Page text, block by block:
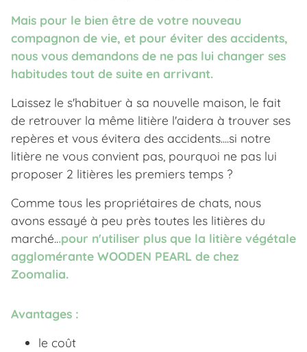
Mais pour le bien être de votre nouveau
compagnon de vie, et pour éviter des accidents,
nous vous demandons de ne pas lui changer ses
habitudes tout de suite en arrivant.
Laissez le s'habituer à sa nouvelle maison, le fait
de retrouver la même litière l'aidera à trouver ses
repères et vous évitera des accidents....si notre
litière ne vous convient pas, pourquoi ne pas lui
proposer 2 litières les premiers temps ?
Comme tous les propriétaires de chats, nous
avons essayé à peu près toutes les litières du
marché...pour n'utiliser plus que la litière végétale
agglomérante WOODEN PEARL de chez
Zoomalia.
Avantages :
le coût